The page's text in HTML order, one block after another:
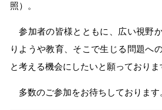
照）。
参加者の皆様とともに、広い視野
りようや教育、そこで生じる問題へ
と考える機会にしたいと願っておりま
多数のご参加をお待ちしております